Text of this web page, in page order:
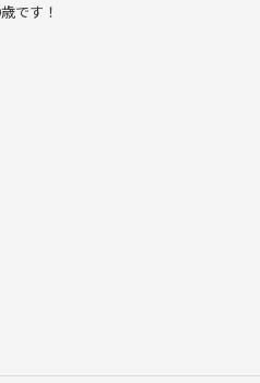
です！
が欲しくて始めました！
してくださるとうれしいです🤗✨